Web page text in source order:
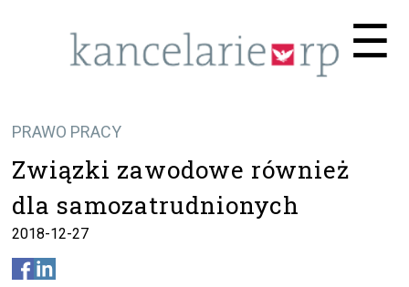
☰
PRAWO PRACY
Związki zawodowe również
dla samozatrudnionych
2018-12-27